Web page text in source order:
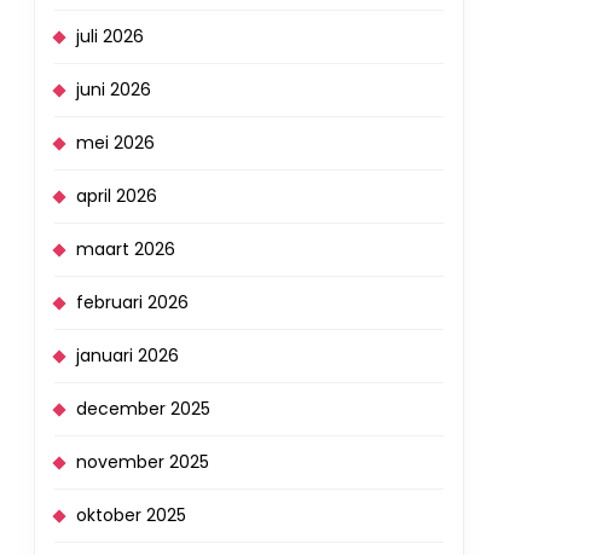
juli 2026
juni 2026
mei 2026
april 2026
maart 2026
februari 2026
januari 2026
december 2025
november 2025
oktober 2025